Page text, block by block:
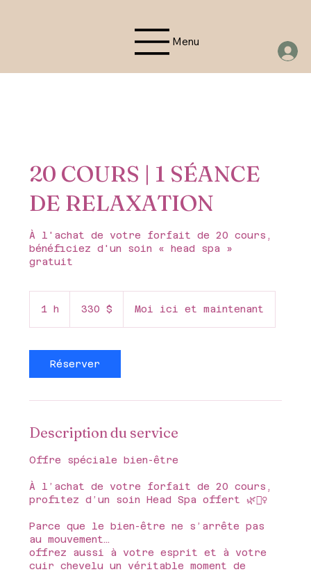
Menu
20 COURS | 1 SÉANCE
DE RELAXATION
À l'achat de votre forfait de 20 cours,
bénéficiez d'un soin « head spa »
gratuit
1 h 330 $ Moi ici et maintenant
Réserver
Description du service
Offre spéciale bien-être
À l’achat de votre forfait de 20 cours,
profitez d’un soin Head Spa offert 🌿💆‍♀️
Parce que le bien-être ne s’arrête pas
au mouvement…
offrez aussi à votre esprit et à votre
cuir chevelu un véritable moment de